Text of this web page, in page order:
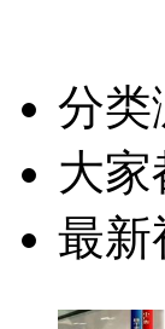
分类
大家
最新